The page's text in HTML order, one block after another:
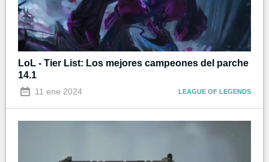
LoL - Tier List: Los mejores campeones del parche
14.1
11 ene 2024 LEAGUE OF LEGENDS